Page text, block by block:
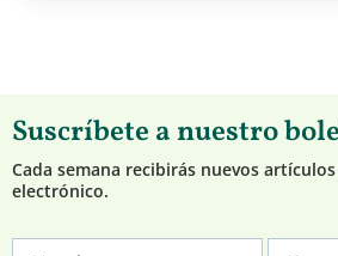
Suscríbete a nuestro
Cada semana recibirás nuevos
electrónico.